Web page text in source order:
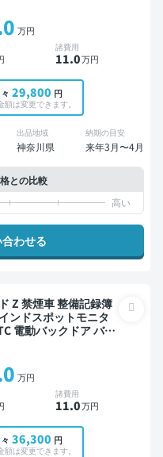
万円
諸費用
11.0万円
29,800 円
額は変更できます。
出品地域
神奈川県
納期の目安
来年3月〜4月
との比較
わせる
録簿
ンドスポットモニタ
電動バックドア バッ
万円
諸費用
11.0万円
36,300 円
額は変更できます。